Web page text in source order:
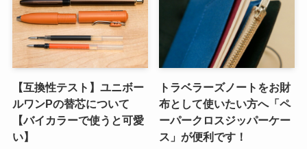
【互換性テスト】ユニボー
ルワンPの替芯について
【バイカラーで使うと可愛
い】
トラベラーズノートをお財
布として使いたい方へ「ペ
ーパークロスジッパーケー
ス」が便利です！